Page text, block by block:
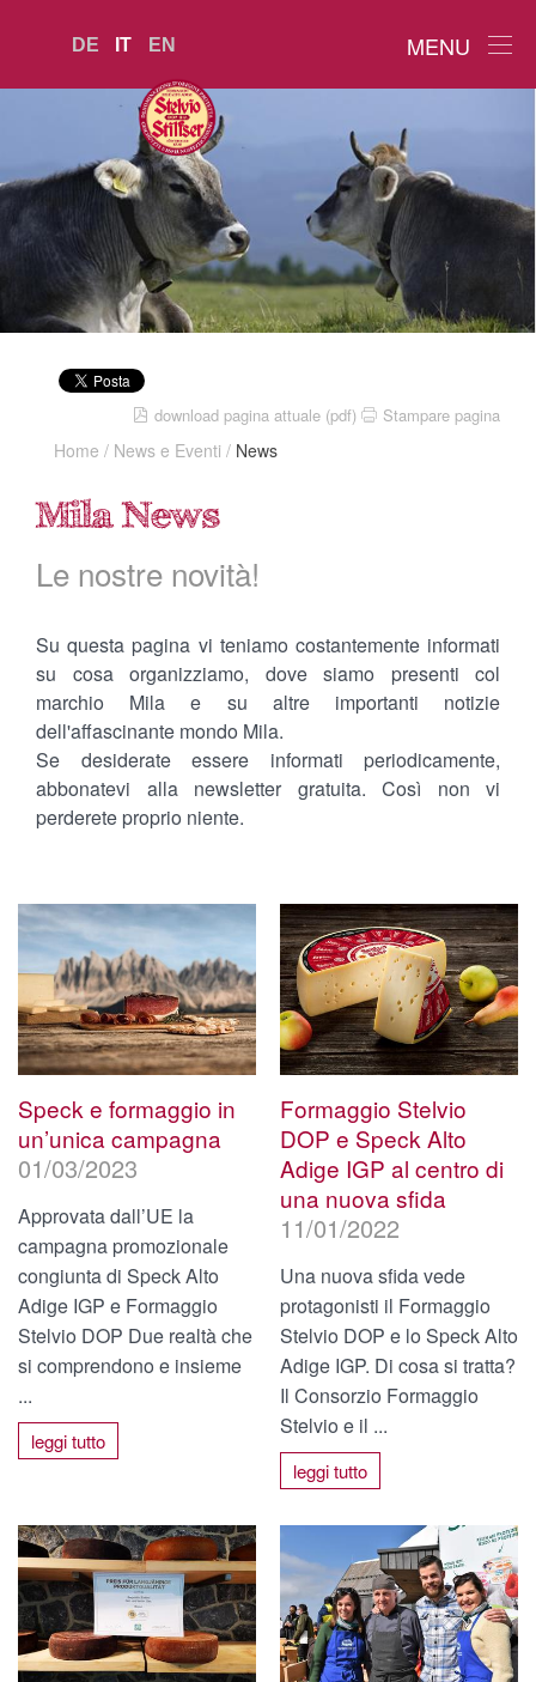
MENU
DE IT EN
Stelvio DOP
download pagina attuale (pdf) Stampare pagina
Home / News e Eventi / News
Le nostre novità!
Su questa pagina vi teniamo costantemente informati
su cosa organizziamo, dove siamo presenti col
marchio Mila e su altre importanti notizie
dell'affascinante mondo Mila.
Se desiderate essere informati periodicamente,
abbonatevi alla newsletter gratuita. Così non vi
perderete proprio niente.
Speck e formaggio in
un’unica campagna
01/03/2023
Approvata dall’UE la
campagna promozionale
congiunta di Speck Alto
Adige IGP e Formaggio
Stelvio DOP Due realtà che
si comprendono e insieme
...
leggi tutto
Formaggio Stelvio
DOP e Speck Alto
Adige IGP al centro di
una nuova sfida
11/01/2022
Una nuova sfida vede
protagonisti il Formaggio
Stelvio DOP e lo Speck Alto
Adige IGP. Di cosa si tratta?
Il Consorzio Formaggio
Stelvio e il ...
leggi tutto